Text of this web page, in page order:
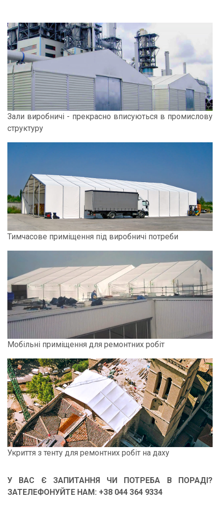
Зали виробничі - прекрасно вписуються в промислову
структуру
Тимчасове приміщення під виробничі потреби
Мобільні приміщення для ремонтних робіт
Укриття з тенту для ремонтних робіт на даху
У ВАС Є ЗАПИТАННЯ ЧИ ПОТРЕБА В ПОРАДІ?
ЗАТЕЛЕФОНУЙТЕ НАМ: +38 044 364 9334